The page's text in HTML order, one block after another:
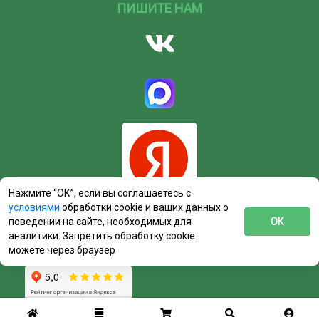
ПИШИТЕ НАМ
Нажмите “ОК”, если вы соглашаетесь с
условиями обработки cookie и ваших данных о
поведении на сайте, необходимых для
аналитики. Запретить обработку cookie
можете через браузер
ОК